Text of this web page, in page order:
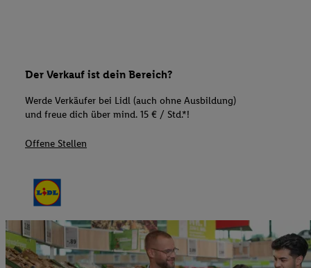
Der Verkauf ist dein Bereich?
Werde Verkäufer bei Lidl (auch ohne Ausbildung)
und freue dich über mind. 15 € / Std.*!
Offene Stellen